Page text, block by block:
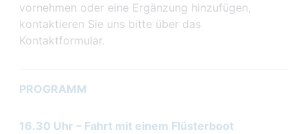
vornehmen oder eine Ergänzung hinzufügen,
kontaktieren Sie uns bitte über das
Kontaktformular.
PROGRAMM
16.30 Uhr – Fahrt mit einem Flüsterboot